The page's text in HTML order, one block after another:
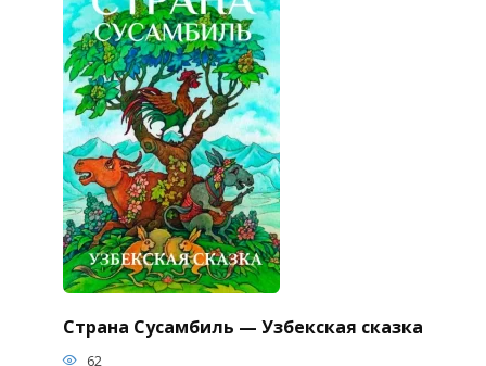
Страна Сусамбиль — Узбекская сказка
62